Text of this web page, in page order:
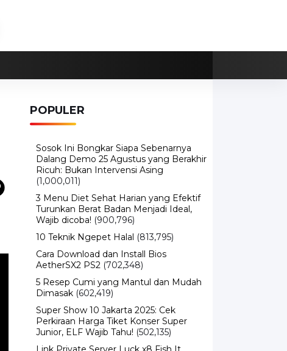
Ricuh: Bukan Intervensi Asing
(1,000,011)
3 Menu Diet Sehat Harian yang Efektif
Wajib dicoba! (900,796)
10 Teknik Ngepet Halal
Cara Download dan Install Bios
5 Resep Cumi yang Mantul dan Mudah
Super Show 10 Jakarta 2025: Cek
Junior, ELF Wajib Tahu! (502,135)
Link Private Server Luck x8 Fish It